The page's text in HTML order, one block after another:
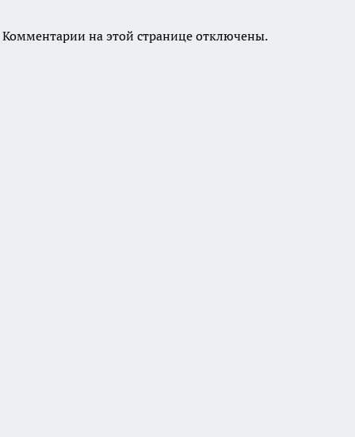
Комментарии на этой странице отключены.